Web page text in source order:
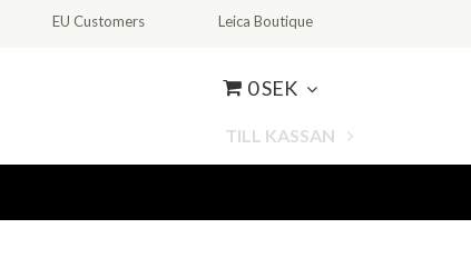
EU Customers Leica Boutique
0 SEK
TILL KASSAN